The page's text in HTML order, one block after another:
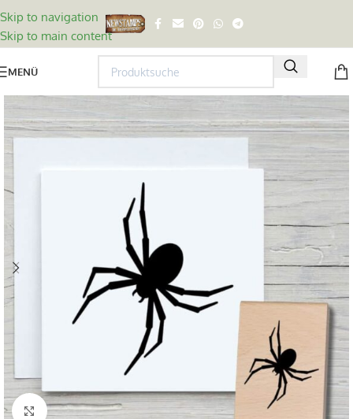
Skip to navigation
Skip to main content
MENÜ
Click to enlarge